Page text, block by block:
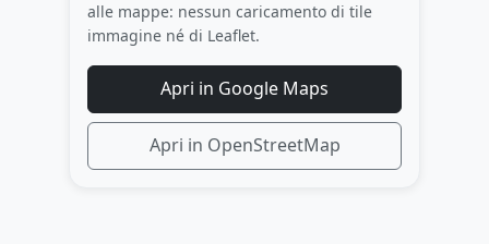
alle mappe: nessun caricamento di tile
immagine né di Leaflet.
Apri in Google Maps
Apri in OpenStreetMap